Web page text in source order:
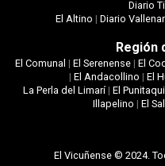
Diario
El Altino | Diario Vallenar
Región
El Comunal | El Serenense| El
| El Andacollino | El
La Perla del Limarí|El
Illapelino | El
El Vicuñense © 2024.